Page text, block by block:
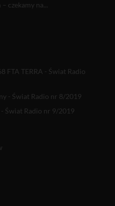
czekamy na...
FTA TERRA - Świat Radio
- Świat Radio nr 8/2019
Świat Radio nr 9/2019